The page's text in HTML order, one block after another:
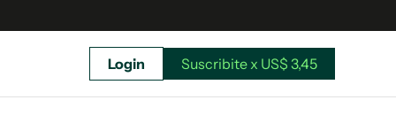
Login Suscribite x US$ 3,45